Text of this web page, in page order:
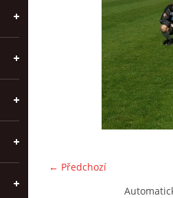
← Předchozí